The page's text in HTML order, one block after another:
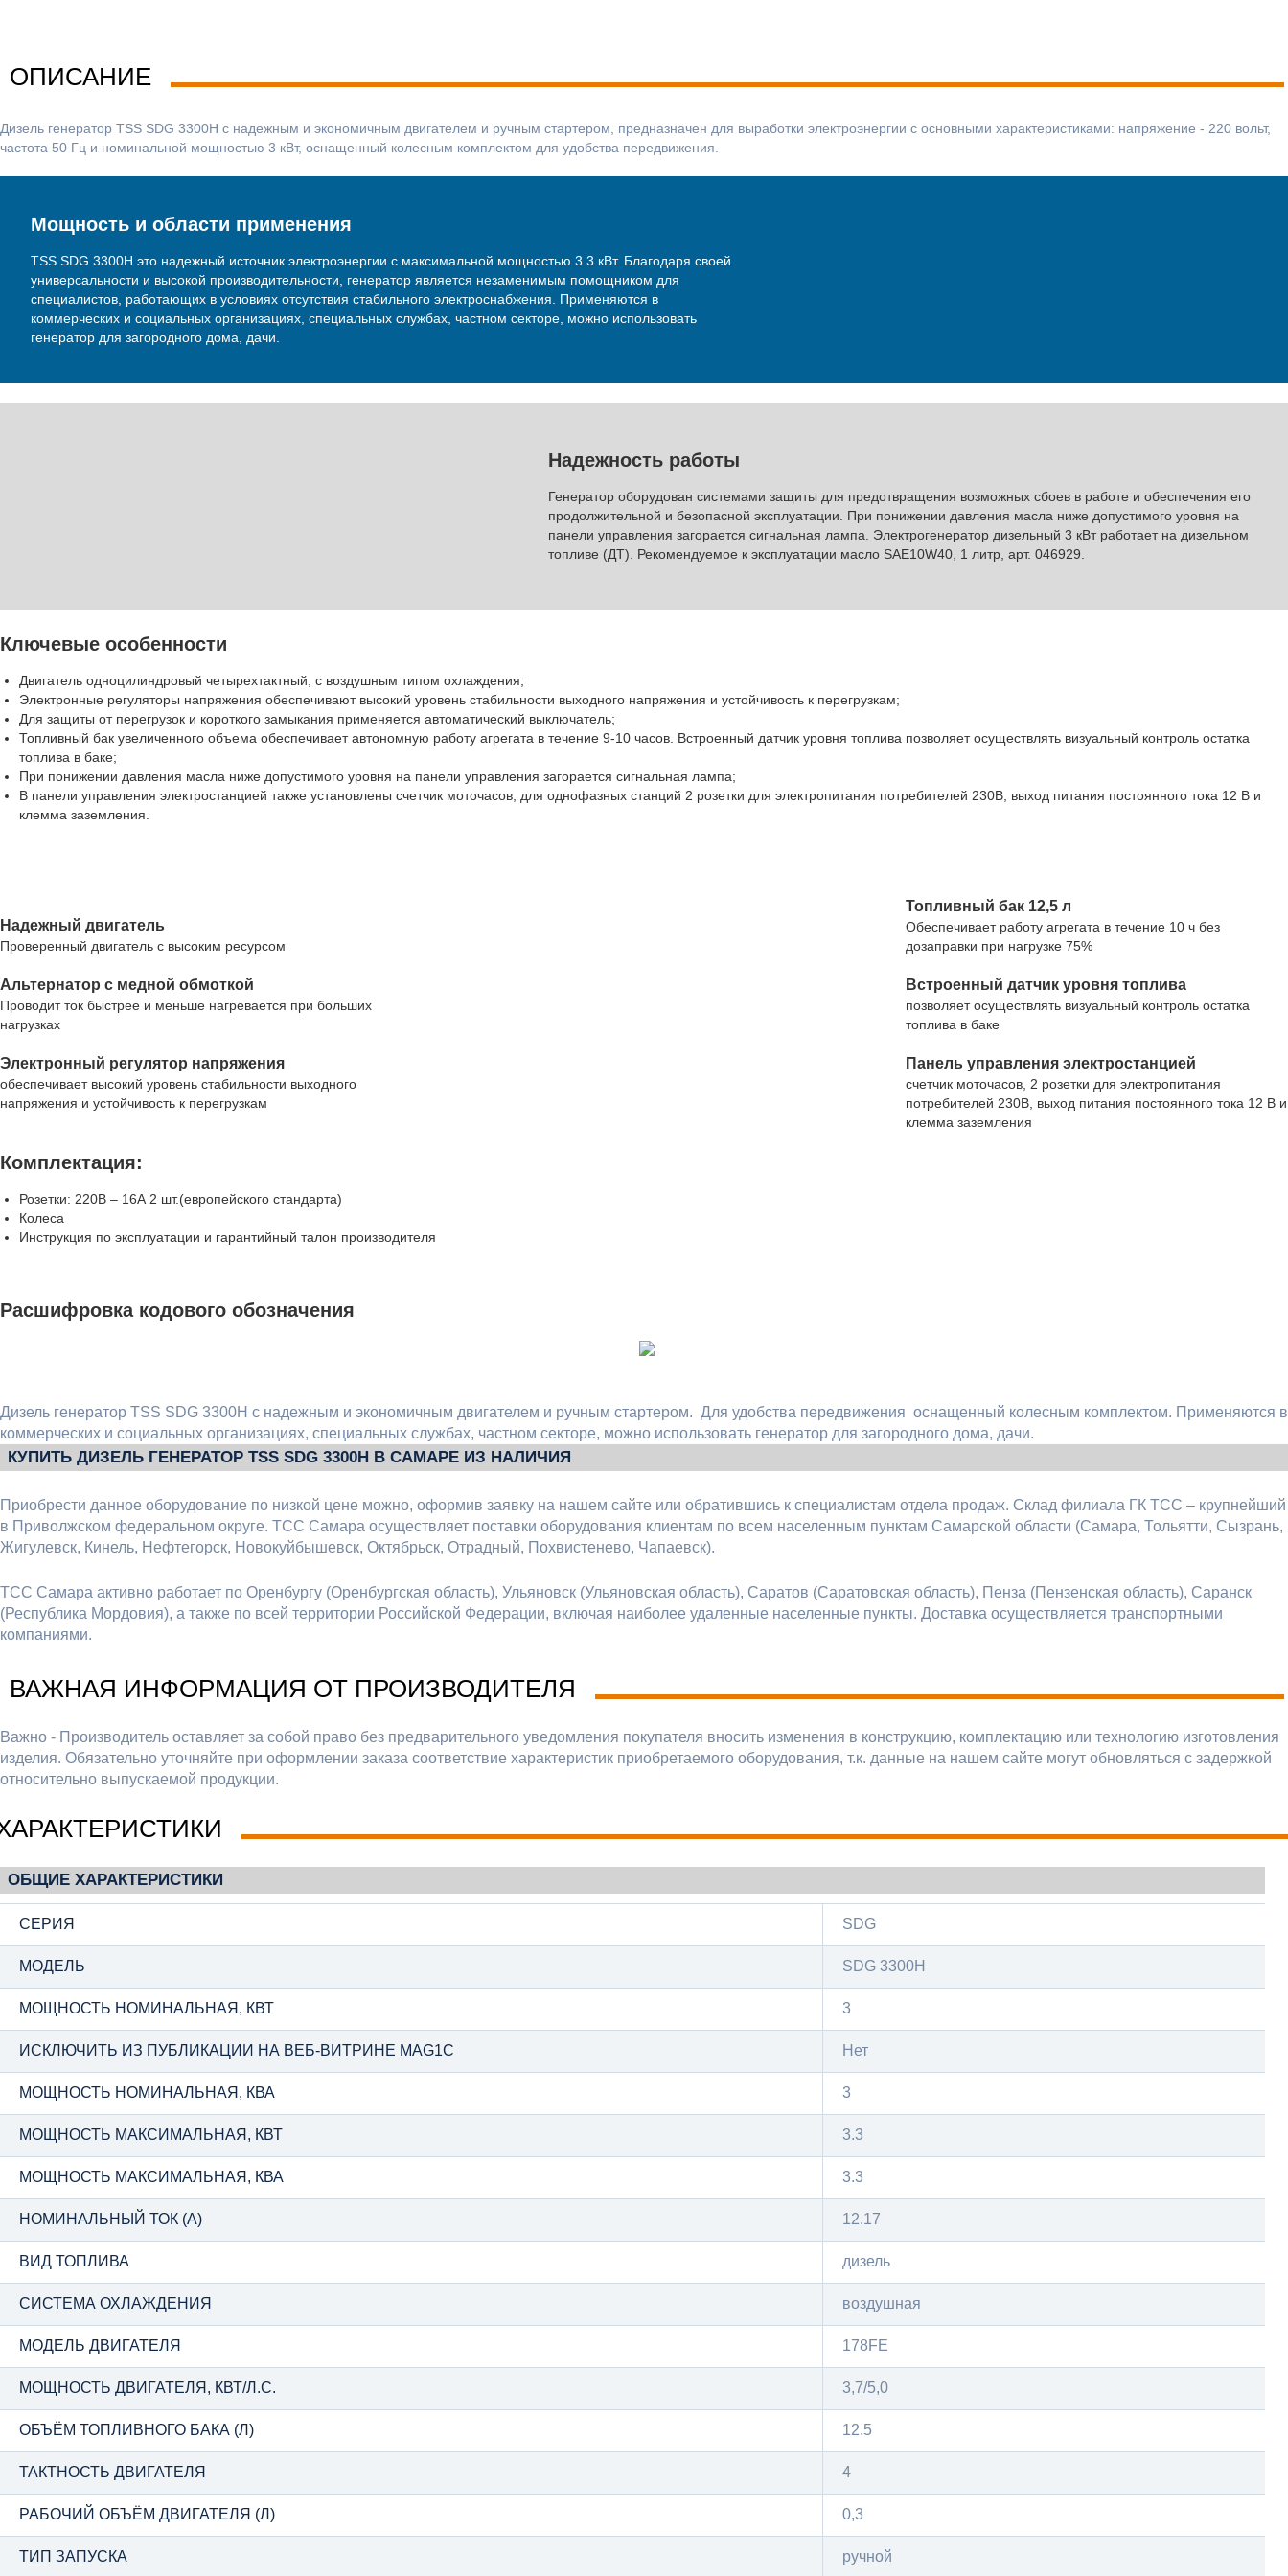
ОПИСАНИЕ
Дизель генератор TSS SDG 3300H с надежным и экономичным двигателем и ручным стартером, предназначен для выработки электроэнергии с основными характеристиками: напряжение - 220 вольт,
частота 50 Гц и номинальной мощностью 3 кВт, оснащенный колесным комплектом для удобства передвижения.
Мощность и области применения
TSS SDG 3300H это надежный источник электроэнергии c максимальной мощностью 3.3 кВт. Благодаря своей
универсальности и высокой производительности, генератор является незаменимым помощником для
специалистов, работающих в условиях отсутствия стабильного электроснабжения. Применяются в
коммерческих и социальных организациях, специальных службах, частном секторе, можно использовать
генератор для загородного дома, дачи.
Надежность работы
Генератор оборудован системами защиты для предотвращения возможных сбоев в работе и обеспечения его
продолжительной и безопасной эксплуатации. При понижении давления масла ниже допустимого уровня на
панели управления загорается сигнальная лампа. Электрогенератор дизельный 3 кВт работает на дизельном
топливе (ДТ). Рекомендуемое к эксплуатации масло SAE10W40, 1 литр, арт. 046929.
Ключевые особенности
Двигатель одноцилиндровый четырехтактный, с воздушным типом охлаждения;
Электронные регуляторы напряжения обеспечивают высокий уровень стабильности выходного напряжения и устойчивость к перегрузкам;
Для защиты от перегрузок и короткого замыкания применяется автоматический выключатель;
Топливный бак увеличенного объема обеспечивает автономную работу агрегата в течение 9-10 часов. Встроенный датчик уровня топлива позволяет осуществлять визуальный контроль остатка
топлива в баке;
При понижении давления масла ниже допустимого уровня на панели управления загорается сигнальная лампа;
В панели управления электростанцией также установлены счетчик моточасов, для однофазных станций 2 розетки для электропитания потребителей 230В, выход питания постоянного тока 12 В и
клемма заземления.
Надежный двигатель
Проверенный двигатель с высоким ресурсом
Альтернатор с медной обмоткой
Проводит ток быстрее и меньше нагревается при больших
нагрузках
Электронный регулятор напряжения
обеспечивает высокий уровень стабильности выходного
напряжения и устойчивость к перегрузкам
Топливный бак 12,5 л
Обеспечивает работу агрегата в течение 10 ч без
дозаправки при нагрузке 75%
Встроенный датчик уровня топлива
позволяет осуществлять визуальный контроль остатка
топлива в баке
Панель управления электростанцией
счетчик моточасов, 2 розетки для электропитания
потребителей 230В, выход питания постоянного тока 12 В и
клемма заземления
Комплектация:
Розетки: 220В – 16А 2 шт.(европейского стандарта)
Колеса
Инструкция по эксплуатации и гарантийный талон производителя
Расшифровка кодового обозначения
Дизель генератор TSS SDG 3300H с надежным и экономичным двигателем и ручным стартером. Для удобства передвижения оснащенный колесным комплектом. Применяются в
коммерческих и социальных организациях, специальных службах, частном секторе, можно использовать генератор для загородного дома, дачи.
КУПИТЬ ДИЗЕЛЬ ГЕНЕРАТОР TSS SDG 3300H В САМАРЕ ИЗ НАЛИЧИЯ
Приобрести данное оборудование по низкой цене можно, оформив заявку на нашем сайте или обратившись к специалистам отдела продаж. Склад филиала ГК ТСС – крупнейший
в Приволжском федеральном округе. ТСС Самара осуществляет поставки оборудования клиентам по всем населенным пунктам Самарской области (Самара, Тольятти, Сызрань,
Жигулевск, Кинель, Нефтегорск, Новокуйбышевск, Октябрьск, Отрадный, Похвистенево, Чапаевск).
ТСС Самара активно работает по Оренбургу (Оренбургская область), Ульяновск (Ульяновская область), Саратов (Саратовская область), Пенза (Пензенская область), Саранск
(Республика Мордовия), а также по всей территории Российской Федерации, включая наиболее удаленные населенные пункты. Доставка осуществляется транспортными
компаниями.
ВАЖНАЯ ИНФОРМАЦИЯ ОТ ПРОИЗВОДИТЕЛЯ
Важно - Производитель оставляет за собой право без предварительного уведомления покупателя вносить изменения в конструкцию, комплектацию или технологию изготовления
изделия. Обязательно уточняйте при оформлении заказа соответствие характеристик приобретаемого оборудования, т.к. данные на нашем сайте могут обновляться с задержкой
относительно выпускаемой продукции.
ОБЩИЕ ХАРАКТЕРИСТИКИ
СЕРИЯ SDG
МОДЕЛЬ SDG 3300H
МОЩНОСТЬ НОМИНАЛЬНАЯ, КВТ 3
ИСКЛЮЧИТЬ ИЗ ПУБЛИКАЦИИ НА ВЕБ-ВИТРИНЕ MAG1C Нет
МОЩНОСТЬ НОМИНАЛЬНАЯ, КВА 3
МОЩНОСТЬ МАКСИМАЛЬНАЯ, КВТ 3.3
МОЩНОСТЬ МАКСИМАЛЬНАЯ, КВА 3.3
НОМИНАЛЬНЫЙ ТОК (А) 12.17
ВИД ТОПЛИВА дизель
СИСТЕМА ОХЛАЖДЕНИЯ воздушная
МОДЕЛЬ ДВИГАТЕЛЯ 178FE
МОЩНОСТЬ ДВИГАТЕЛЯ, КВТ/Л.С. 3,7/5,0
ОБЪЁМ ТОПЛИВНОГО БАКА (Л) 12.5
ТАКТНОСТЬ ДВИГАТЕЛЯ 4
РАБОЧИЙ ОБЪЁМ ДВИГАТЕЛЯ (Л) 0,3
ТИП ЗАПУСКА ручной